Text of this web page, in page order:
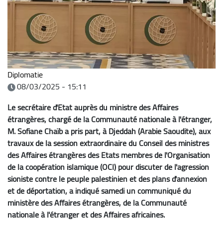
Diplomatie
08/03/2025 - 15:11
Le secrétaire d'Etat auprès du ministre des Affaires
étrangères, chargé de la Communauté nationale à l'étranger,
M. Sofiane Chaïb a pris part, à Djeddah (Arabie Saoudite), aux
travaux de la session extraordinaire du Conseil des ministres
des Affaires étrangères des Etats membres de l'Organisation
de la coopération islamique (OCI) pour discuter de l'agression
sioniste contre le peuple palestinien et des plans d'annexion
et de déportation, a indiqué samedi un communiqué du
ministère des Affaires étrangères, de la Communauté
nationale à l'étranger et des Affaires africaines.